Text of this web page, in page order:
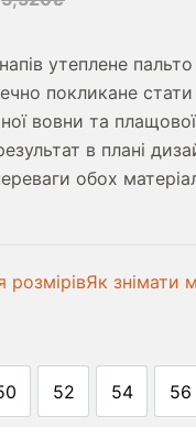
ціна:
ціна:
напів утеплене
покликане
вовни та
в плані
обох
розмірівЯк знімати
52 54 56